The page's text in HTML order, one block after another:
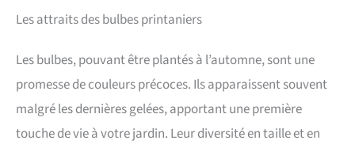
Les attraits des bulbes printaniers
Les bulbes, pouvant être plantés à l’automne, sont une
promesse de couleurs précoces. Ils apparaissent souvent
malgré les dernières gelées, apportant une première
touche de vie à votre jardin. Leur diversité en taille et en